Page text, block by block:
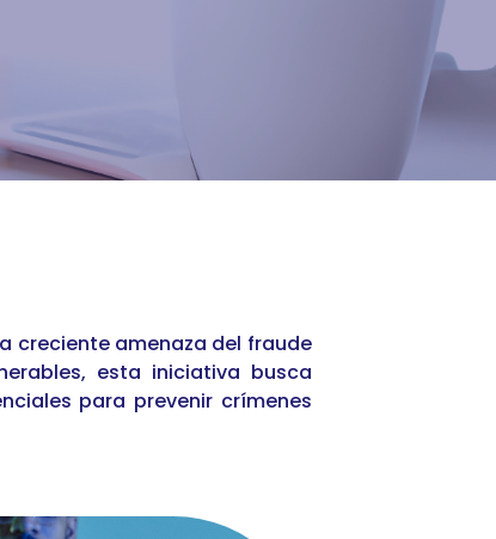
creciente amenaza del fraude
esta iniciativa busca
para prevenir crímenes